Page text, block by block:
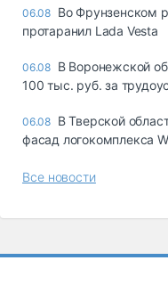
06.08 Во Фрунзенском
протаранил Lada Vesta
06.08 В Воронежской
100 тыс. руб. за
06.08 В Тверской
фасад логокомплекса
Все новости